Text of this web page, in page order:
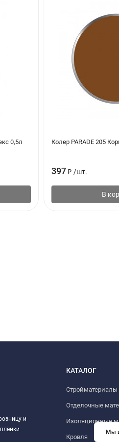
не имеет неприятного
для детей месте.
0,5л Колер PARADE 205
397 ₽ /шт.
В
и
КАТАЛОГ
Стройматериалы
Отделочные
Изоляционные
Кровля
Мы